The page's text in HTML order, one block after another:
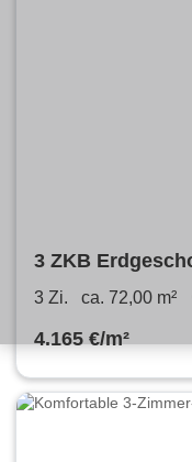
3 ZKB
Gartenanteil
3 Zi. ca. 72,00 m²
4.165 €/m²